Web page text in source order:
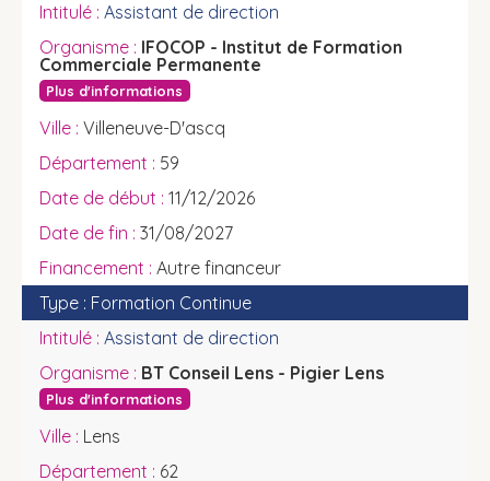
Assistant de direction
IFOCOP - Institut de Formation
Commerciale Permanente
Plus d'informations
Villeneuve-D'ascq
59
11/12/2026
31/08/2027
Autre financeur
Formation Continue
Assistant de direction
BT Conseil Lens - Pigier Lens
Plus d'informations
Lens
62